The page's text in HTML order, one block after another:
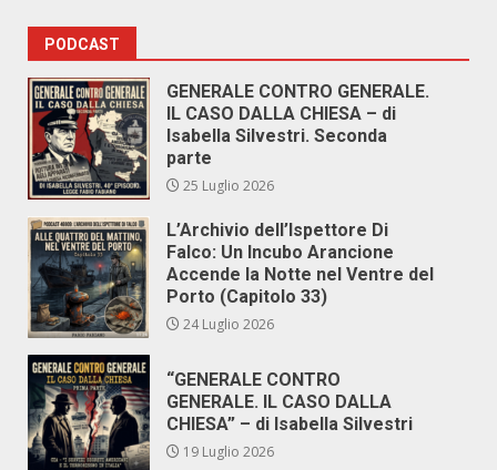
PODCAST
GENERALE CONTRO GENERALE.
IL CASO DALLA CHIESA – di
Isabella Silvestri. Seconda
parte
25 Luglio 2026
L’Archivio dell’Ispettore Di
Falco: Un Incubo Arancione
Accende la Notte nel Ventre del
Porto (Capitolo 33)
24 Luglio 2026
“GENERALE CONTRO
GENERALE. IL CASO DALLA
CHIESA” – di Isabella Silvestri
19 Luglio 2026